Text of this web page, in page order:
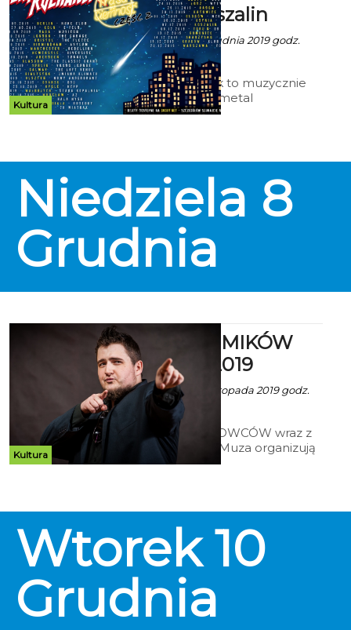
Kultura
@G38 - Koszalin
Ala z mat. inf. - 3 Grudnia 2019 godz.
5:08
Nocny Kochanek to muzycznie
klasyczny heavy metal
inspirowany gigantami gatunku,
autentycznych… Wykorzystując
humor, dystans do świata, pastisz i
gry językowe, Nocny Kochanek
rysuje obraz polskiej subkultury
metalowej, ale nie tylko.
Niedziela 8
Grudnia
Kultura
ARENA KOMIKÓW
LUDZIKA 2019
Ala z mat. inf. - 8 Listopada 2019 godz.
2:52
STOCZNIA FILMOWCÓW wraz z
Teatrem Variete Muza organizują
Arenę Komików Ludzika. Po raz
Wtorek 10
Grudnia